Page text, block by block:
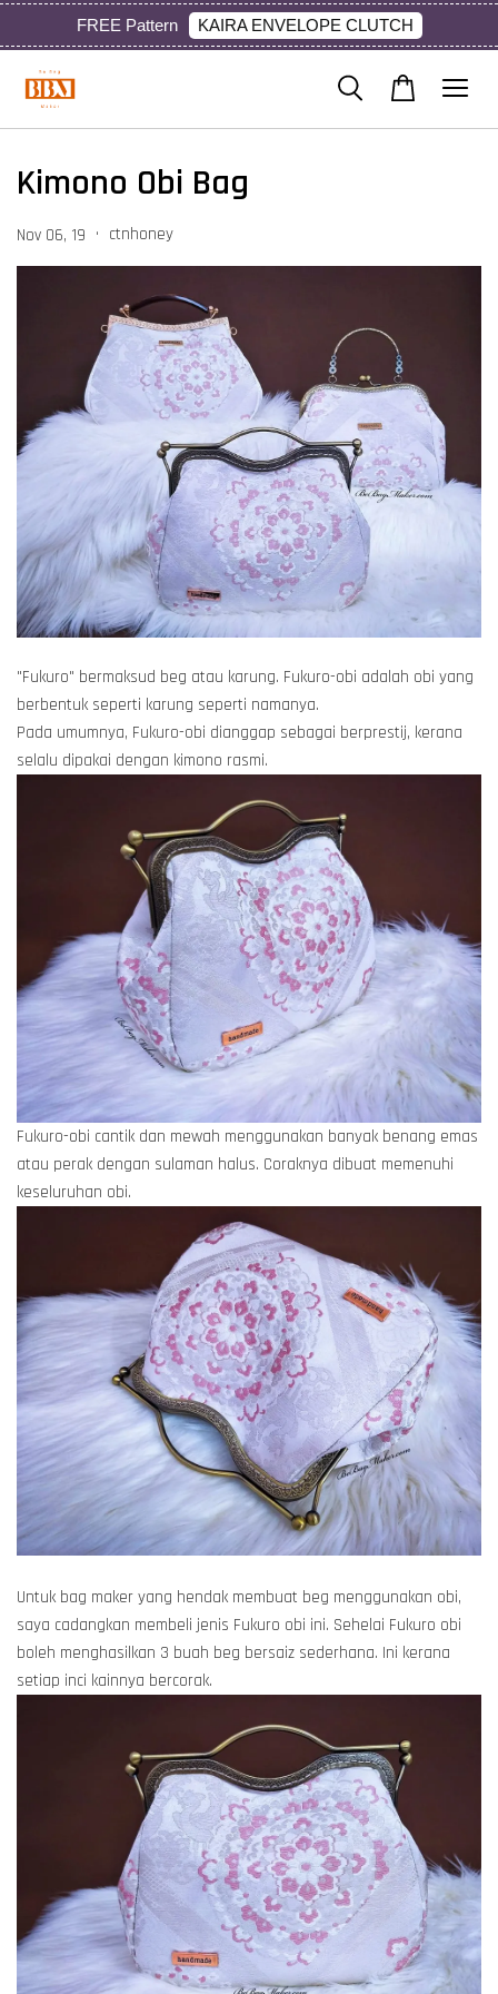
FREE Pattern KAIRA ENVELOPE CLUTCH
Kimono Obi Bag
Nov 06, 19 • ctnhoney
"Fukuro" bermaksud beg atau karung. Fukuro-obi adalah obi yang
berbentuk seperti karung seperti namanya.
Pada umumnya, Fukuro-obi dianggap sebagai berprestij, kerana
selalu dipakai dengan kimono rasmi.
Fukuro-obi cantik dan mewah menggunakan banyak benang emas
atau perak dengan sulaman halus. Coraknya dibuat memenuhi
keseluruhan obi.
Untuk bag maker yang hendak membuat beg menggunakan obi,
saya cadangkan membeli jenis Fukuro obi ini. Sehelai Fukuro obi
boleh menghasilkan 3 buah beg bersaiz sederhana. Ini kerana
setiap inci kainnya bercorak.